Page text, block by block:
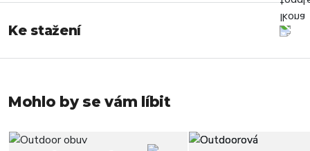
Ke stažení
Mohlo by se vám líbit